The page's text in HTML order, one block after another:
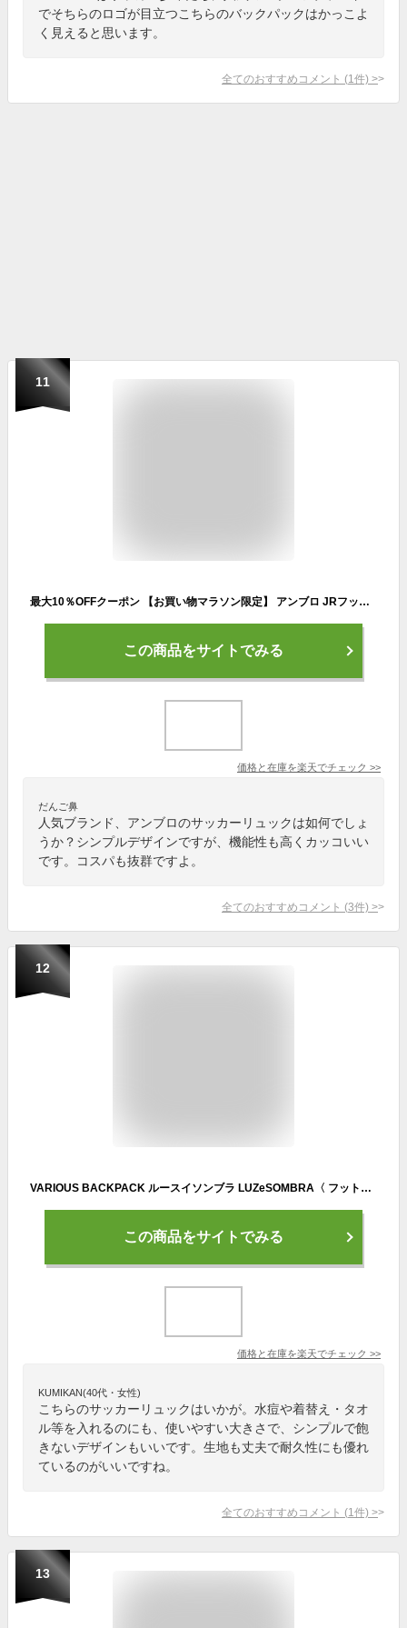
でそちらのロゴが目立つこちらのバックパックはかっこよ
く見えると思います。
全てのおすすめコメント (1 件) >
11
最大10％OFFクーポン 【お買い物マラソン限定】 アンブロ JRフットボールバックパック UUDVJA01 ジュニア(キッズ・子供) サッカー/フットサル UMBRO
この商品をサイトでみる
価格と在庫を楽天でチェック >>
だんご鼻
人気ブランド、アンブロのサッカーリュックは如何でしょ
うか？シンプルデザインですが、機能性も高くカッコいい
です。コスパも抜群ですよ。
全てのおすすめコメント (3件) >
12
VARIOUS BACKPACK ルースイソンブラ LUZeSOMBRA〈 フットサル サッカー バッグ リュックサック バックパック 〉F1814709
この商品をサイトでみる
価格と在庫を楽天でチェック >>
KUMIKAN(40代・女性)
こちらのサッカーリュックはいかが。水痘や着替え・タオ
ル等を入れるのにも、使いやすい大きさで、シンプルで飽
きないデザインもいいです。生地も丈夫で耐久性にも優れ
ているのがいいですね。
全てのおすすめコメント (1 件) >
13